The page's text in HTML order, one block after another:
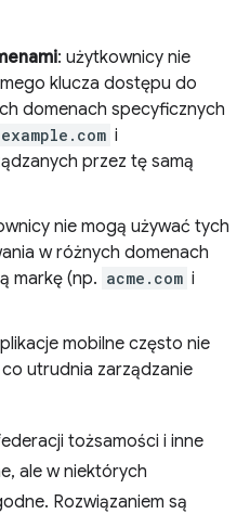
: użytkownicy nie
klucza dostępu do
domenach specyficznych
example.com i
przez tę samą
nie mogą używać tych
w różnych domenach
markę (np. acme.com i
mobilne często nie
co utrudnia zarządzanie
tożsamości i inne
ale w niektórych
Rozwiązaniem są